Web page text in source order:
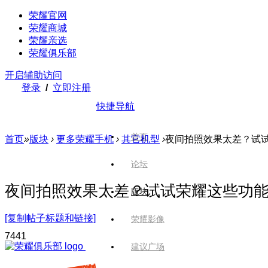
荣耀官网
荣耀商城
荣耀亲选
荣耀俱乐部
开启辅助访问
登录 / 立即注册
快捷导航
首页
论坛
版块
荣耀影像
建议广场
首页»版块 › 更多荣耀手机 › 其它机型 ›夜间拍照效果太差？试
夜间拍照效果太差？试试荣耀这些功
[复制帖子标题和链接]
7441